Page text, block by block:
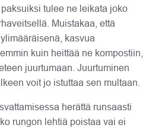
tulee ne leikata joko
Muistakaa, että
kasvua
kuin heittää ne kompostiin,
juurtumaan. Juurtuminen
voit jo istuttaa sen multaan.
herättä runsaasti
rungon lehtiä poistaa vai ei